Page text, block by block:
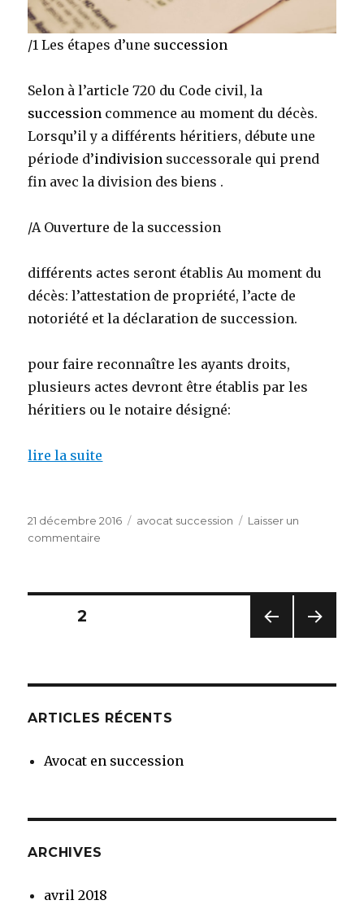
/1 Les étapes d’une succession
Selon à l’article 720 du Code civil, la
succession commence au moment du décès.
Lorsqu’il y a différents héritiers, débute une
période d’indivision successorale qui prend
fin avec la division des biens .
/A Ouverture de la succession
différents actes seront établis Au moment du
décès: l’attestation de propriété, l’acte de
notoriété et la déclaration de succession.
pour faire reconnaître les ayants droits,
plusieurs actes devront être établis par les
héritiers ou le notaire désigné:
lire la suite
Publié
le
21 décembre 2016 Catégories
avocat succession
Laisser un
commentaire
Pagination
publications
ÉDE
PAGE2
ANT
ARTICLES RÉCENTS
Avocat en succession
ARCHIVES
avril 2018